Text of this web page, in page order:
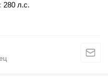
280 л.с.